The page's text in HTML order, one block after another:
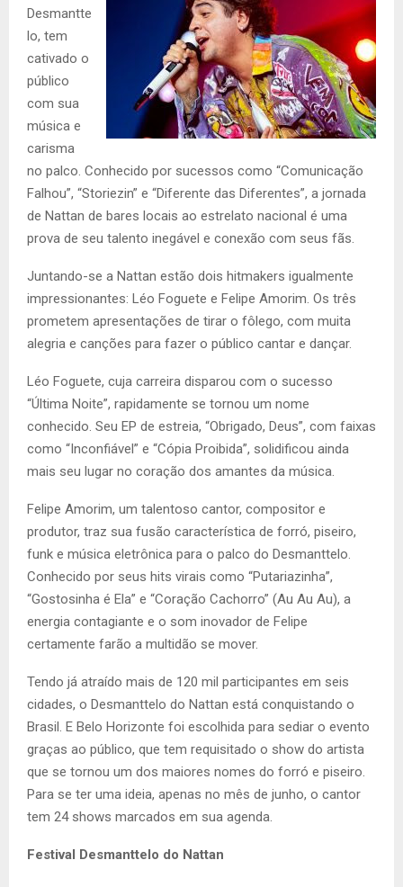
Desmantte
lo, tem
cativado o
público
com sua
música e
carisma
no palco. Conhecido por sucessos como “Comunicação
Falhou”, “Storiezin” e “Diferente das Diferentes”, a jornada
de Nattan de bares locais ao estrelato nacional é uma
prova de seu talento inegável e conexão com seus fãs.
Juntando-se a Nattan estão dois hitmakers igualmente
impressionantes: Léo Foguete e Felipe Amorim. Os três
prometem apresentações de tirar o fôlego, com muita
alegria e canções para fazer o público cantar e dançar.
Léo Foguete, cuja carreira disparou com o sucesso
“Última Noite”, rapidamente se tornou um nome
conhecido. Seu EP de estreia, “Obrigado, Deus”, com faixas
como “Inconfiável” e “Cópia Proibida”, solidificou ainda
mais seu lugar no coração dos amantes da música.
Felipe Amorim, um talentoso cantor, compositor e
produtor, traz sua fusão característica de forró, piseiro,
funk e música eletrônica para o palco do Desmanttelo.
Conhecido por seus hits virais como “Putariazinha”,
“Gostosinha é Ela” e “Coração Cachorro” (Au Au Au), a
energia contagiante e o som inovador de Felipe
certamente farão a multidão se mover.
Tendo já atraído mais de 120 mil participantes em seis
cidades, o Desmanttelo do Nattan está conquistando o
Brasil. E Belo Horizonte foi escolhida para sediar o evento
graças ao público, que tem requisitado o show do artista
que se tornou um dos maiores nomes do forró e piseiro.
Para se ter uma ideia, apenas no mês de junho, o cantor
tem 24 shows marcados em sua agenda.
Festival Desmanttelo do Nattan